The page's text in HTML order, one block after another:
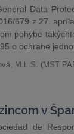
Data
679 z 27.
pohybe
o ochrane
M.L.S. (MST
v
de